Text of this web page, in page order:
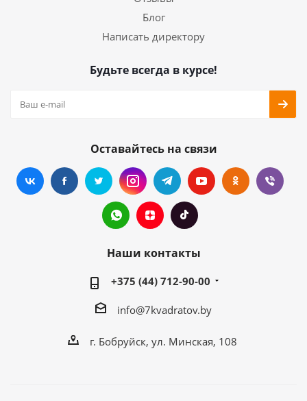
Блог
Написать директору
Будьте всегда в курсе!
Оставайтесь на связи
Наши контакты
+375 (44) 712-90-00
info@7kvadratov.by
г. Бобруйск, ул. Минская, 108